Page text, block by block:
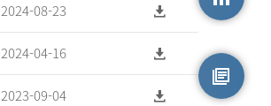
2024-08-23
2024-04-16
2023-09-04